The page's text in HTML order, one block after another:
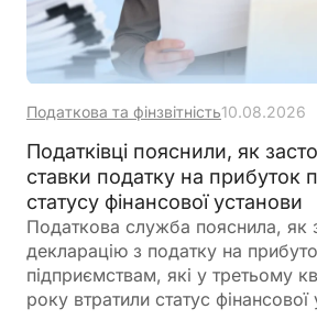
Податкова та фінзвітність10.08.2026
Податківці пояснили, як
ставки податку на прибуток
статусу фінансової установи
Податкова служба пояснила, як
декларацію з податку на
підприємствам, які у третьому
року втратили статус